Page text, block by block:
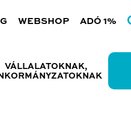
WEBSHOP ADÓ 1%
VÁLLALATOKNAK,